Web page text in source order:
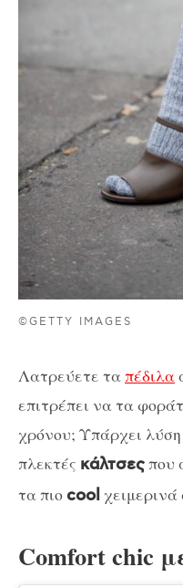
©GETTY IMAGES
Λατρεύετε ταπέδιλα
επιτρέπει να τα
χρόνου; Υπάρχει λύση
πλεκτές κάλτσεςπου
τα πιοcool
Comfort chic